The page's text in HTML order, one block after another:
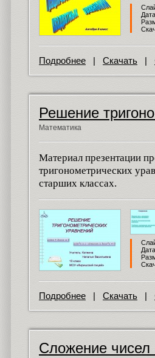
Подробнее | Скачать |
Решение
Математика
Материал презентации
тригонометрических
старших классах.
Подробнее | Скачать |
Сложение